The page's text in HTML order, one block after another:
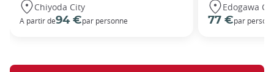
Chiyoda City
A partir de94 €par personne
Edogawa
77 €par